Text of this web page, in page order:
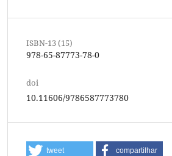
ISBN-13 (15)
978-65-87773-78-0
doi
10.11606/9786587773780
tweet compartilhar